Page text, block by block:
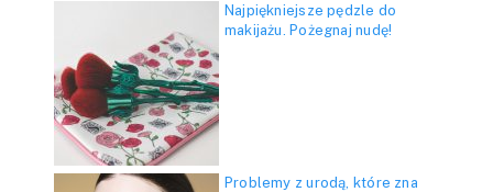
Najpiękniejsze pędzle do
makijażu. Pożegnaj nudę!
Problemy z urodą, które zna